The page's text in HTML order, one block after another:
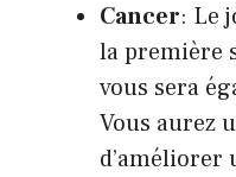
Cancer: Le
la première
vous sera
Vous aurez
d’améliorer